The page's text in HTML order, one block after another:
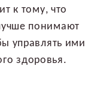
к тому, что
понимают
управлять ими
здоровья.